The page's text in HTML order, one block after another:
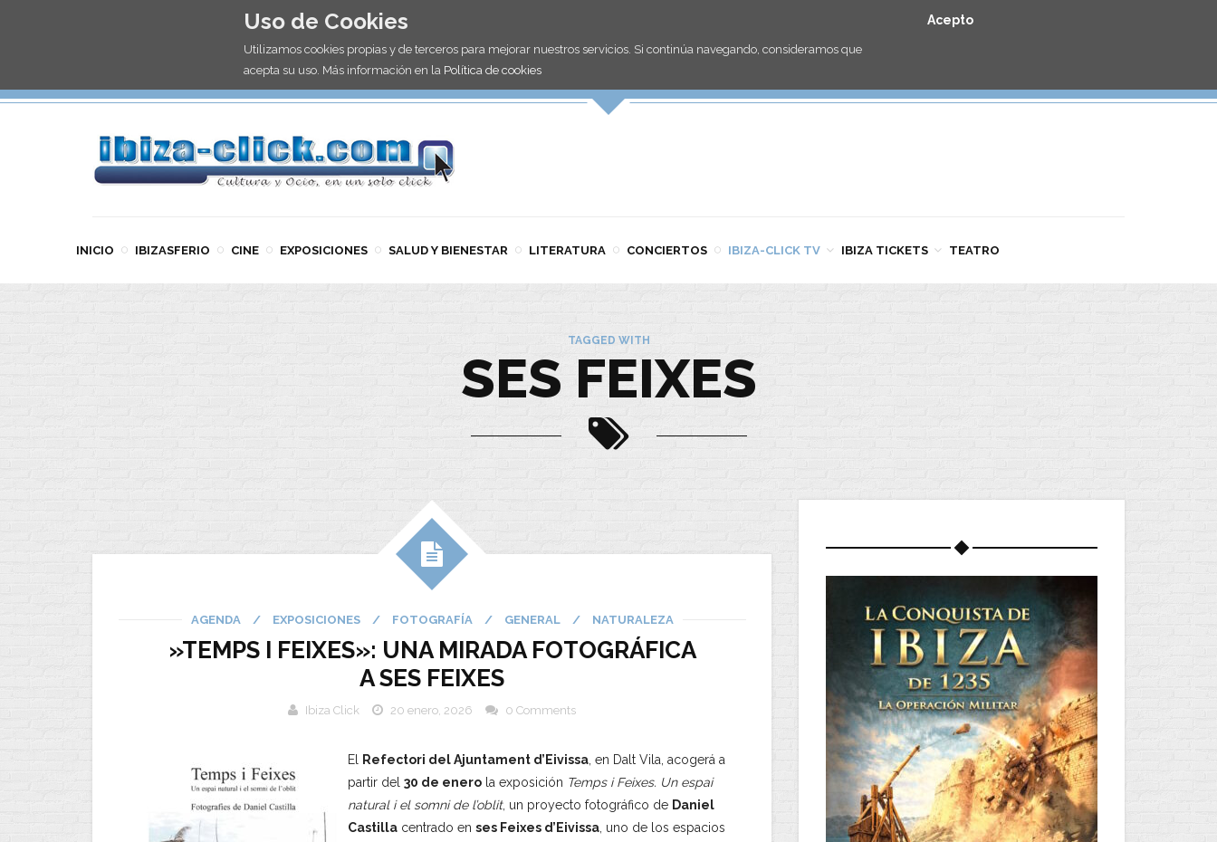
Uso de Cookies
Utilizamos cookies propias y de terceros para mejorar nuestros servicios. Si continúa navegando, consideramos que
acepta su uso. Más información en la Política de cookies
Acepto
INICIO IBIZASFERIO CINE EXPOSICIONES SALUD Y BIENESTAR LITERATURA CONCIERTOS IBIZA-CLICK TV IBIZA TICKETS TEATRO
TAGGED WITH
SES FEIXES
AGENDA / EXPOSICIONES / FOTOGRAFÍA / GENERAL / NATURALEZA
»TEMPS I FEIXES»: UNA MIRADA FOTOGRÁFICA
A SES FEIXES
Ibiza Click 20 enero, 2026 0 Comments
El Refectori del Ajuntament d’Eivissa , en Dalt Vila, acogerá a
partir del 30 de enero la exposición Temps i Feixes. Un espai
natural i el somni de l’oblit, un proyecto fotográfico de Daniel
Castilla centrado en ses Feixes d’Eivissa , uno de los espacios